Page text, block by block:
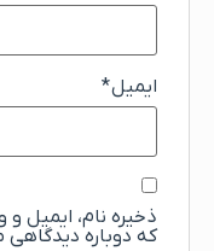
ایمیل*
ذخیره نام، ایمیل
که دوباره